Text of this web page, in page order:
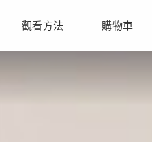
觀看方法 購物車